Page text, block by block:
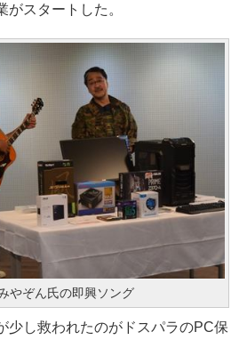
がスタートした。
やぞん氏の即興ソング
し救われたのがドスパラのPC保